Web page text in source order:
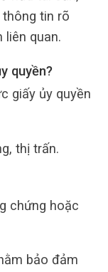
tin rõ
liên quan.
quyền?
giấy ủy quyền
thị trấn.
chứng hoặc
bảo đảm